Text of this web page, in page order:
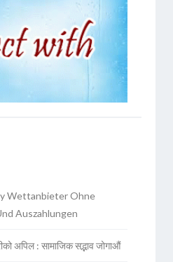
Wettanbieter Ohne
Auszahlungen
अपिल : सामाजिक सद्भाव जोगाऔं